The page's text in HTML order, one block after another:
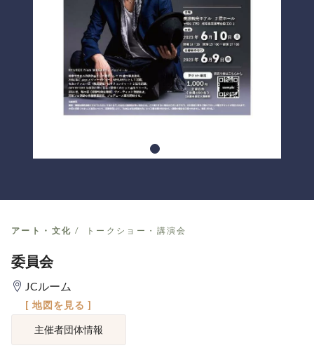
アート・文化 トークショー・講演会
委員会
JCルーム
[ 地図を見る ]
主催者団体情報